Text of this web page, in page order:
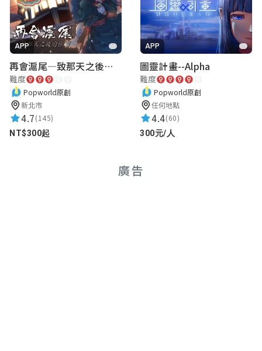
呂鈁宜
2026-05-29 15:37:07 ★★★★★
邱郁傑
★★★★★
APP
再會滬尾—致那天之後的你｜淡水老街實境遊戲｜實體遊戲盒
難度
Popworld原創
新北市
4.7(145)
NT$300起
APP
圖靈計畫--Alpha
難度
Popworld原創
任何地點
4.4(60)
300元/人
廣告